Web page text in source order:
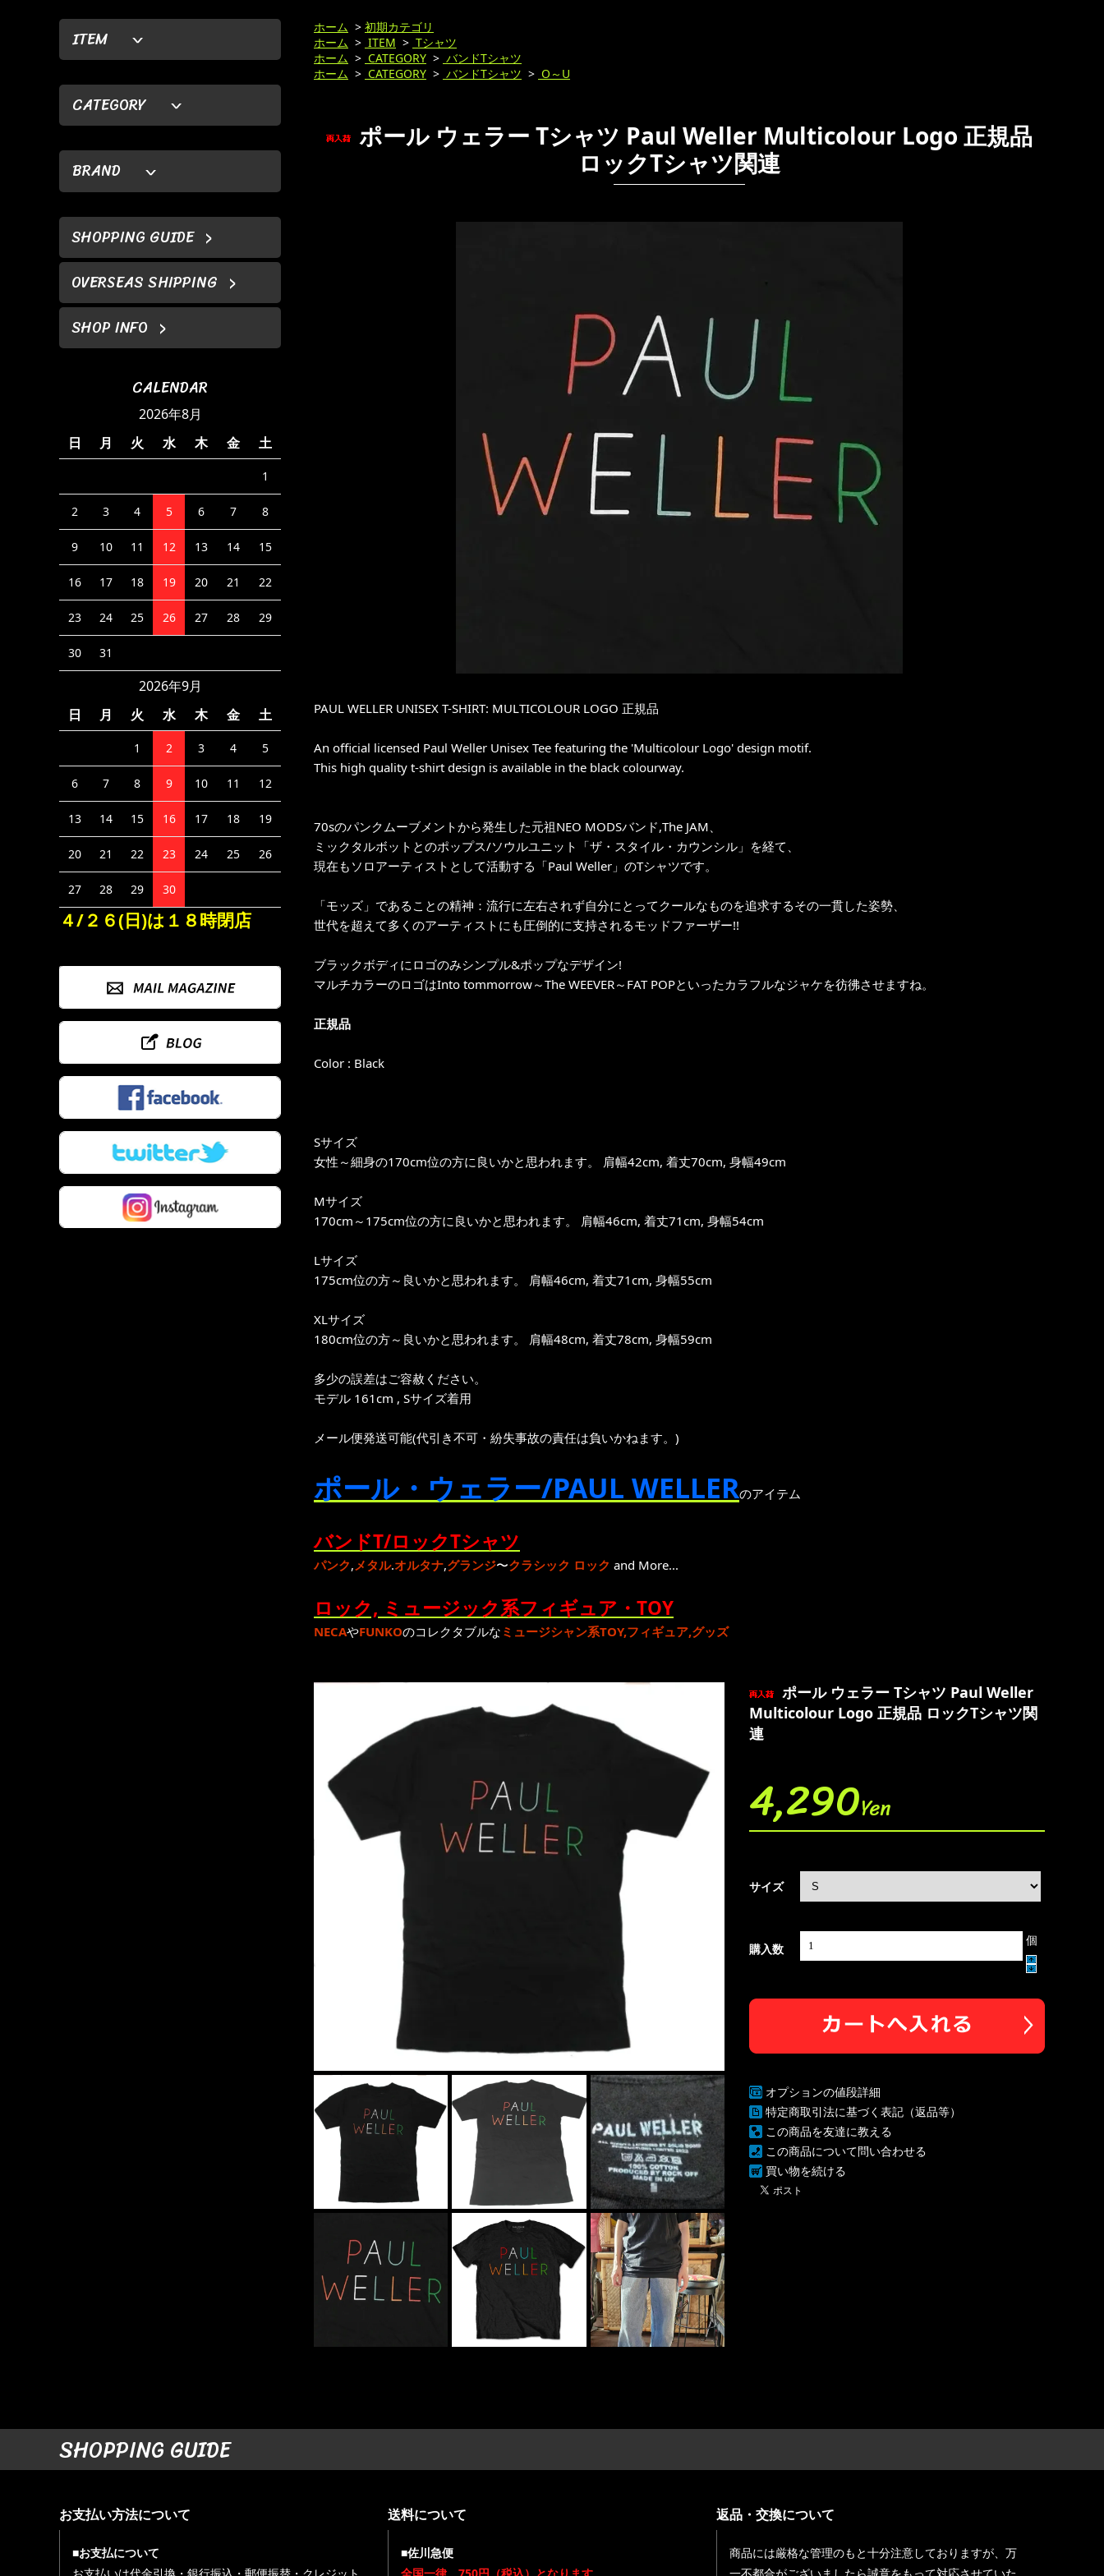
ITEM
CATEGORY
BRAND
SHOPPING GUIDE
OVERSEAS SHIPPING
SHOP INFO
CALENDAR
2026年8月
日
月 火 水 木 金 土
1
2 3 4 5 6 7 8
9 10 11 12 13 14 15
16 17 18 19 20 21 22
23 24 25 26 27 28 29
30 31
2026年9月
日
月 火 水 木 金 土
1 2 3 4 5
6 7 8 9 10 11 12
13 14 15 16 17 18 19
20 21 22 23 24 25 26
27 28 29 30
４/２６(日)は１８時閉店
ホーム > 初期カテゴリ
ホーム > ITEM > Tシャツ
ホーム > CATEGORY > バンドTシャツ
ホーム > CATEGORY > バンドTシャツ > O～U
ポール ウェラー Tシャツ Paul Weller Multicolour Logo 正規品
ロックTシャツ関連
PAUL WELLER UNISEX T-SHIRT: MULTICOLOUR LOGO 正規品
An official licensed Paul Weller Unisex Tee featuring the 'Multicolour Logo' design motif.
This high quality t-shirt design is available in the black colourway.
70sのパンクムーブメントから発生した元祖NEO MODSバンド,The JAM、
ミックタルボットとのポップス/ソウルユニット「ザ・スタイル・カウンシル」を経て、
現在もソロアーティストとして活動する「Paul Weller」のTシャツです。
「モッズ」であることの精神：流行に左右されず自分にとってクールなものを追求するその一貫した姿勢、
世代を超えて多くのアーティストにも圧倒的に支持されるモッドファーザー!!
ブラックボディにロゴのみシンプル&ポップなデザイン!
マルチカラーのロゴはInto tommorrow～The WEEVER～FAT POPといったカラフルなジャケを彷彿させますね。
正規品
Color : Black
Sサイズ
女性～細身の170cm位の方に良いかと思われます。 肩幅42cm, 着丈70cm, 身幅49cm
Mサイズ
170cm～175cm位の方に良いかと思われます。 肩幅46cm, 着丈71cm, 身幅54cm
Lサイズ
175cm位の方～良いかと思われます。 肩幅46cm, 着丈71cm, 身幅55cm
XLサイズ
180cm位の方～良いかと思われます。 肩幅48cm, 着丈78cm, 身幅59cm
多少の誤差はご容赦ください。
モデル 161cm , Sサイズ着用
メール便発送可能(代引き不可・紛失事故の責任は負いかねます。)
ポール・ウェラー/PAUL WELLERのアイテム
バンドT/ロックTシャツ
パンク,メタル.オルタナ,グランジ〜クラシック ロック and More...
ロック, ミュージック系フィギュア・TOY
NECAやFUNKOのコレクタブルな ミュージシャン系TOY,フィギュア,グッズ
ポール ウェラー Tシャツ Paul Weller
Multicolour Logo 正規品 ロックTシャツ関
連
4,290Yen
サイズ
購入数
個
オプションの値段詳細
特定商取引法に基づく表記（返品等）
この商品を友達に教える
この商品について問い合わせる
買い物を続ける
SHOPPING GUIDE
お支払い方法について
■お支払について
送料について
■佐川急便
返品・交換について
商品には厳格な管理のもと十分注意しておりますが、万